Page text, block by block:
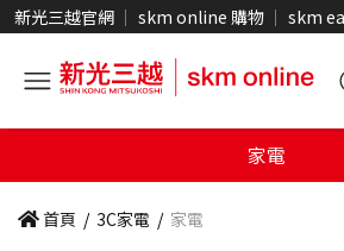
新光三越官網 skm online 購物 skm
家電
首頁 / 3C家電 / 家電